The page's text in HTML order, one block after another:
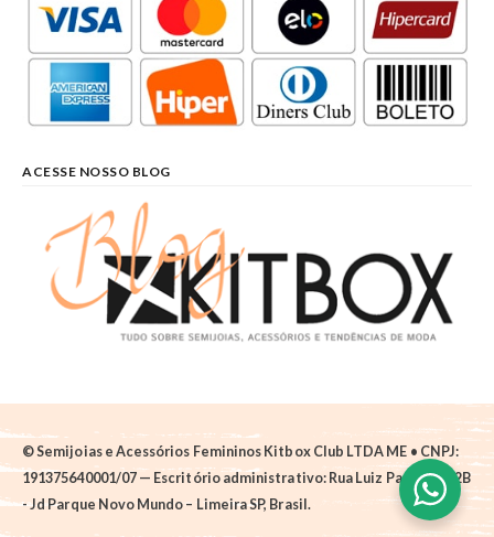
ACESSE NOSSO BLOG
© Semijoias e Acessórios Femininos Kitbox Club LTDA ME • CNPJ:
191375640001/07 — Escritório administrativo: Rua Luiz Pantano, 62B
- Jd Parque Novo Mundo – Limeira SP, Brasil.